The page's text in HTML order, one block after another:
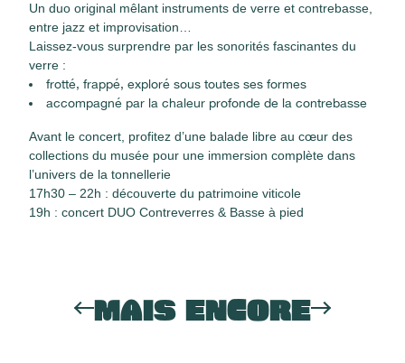
Un duo original mêlant instruments de verre et contrebasse,
entre jazz et improvisation…
Laissez-vous surprendre par les sonorités fascinantes du
verre :
frotté, frappé, exploré sous toutes ses formes
accompagné par la chaleur profonde de la contrebasse
Avant le concert, profitez d’une balade libre au cœur des
collections du musée pour une immersion complète dans
l’univers de la tonnellerie
17h30 – 22h : découverte du patrimoine viticole
19h : concert DUO Contreverres & Basse à pied
MAIS ENCORE